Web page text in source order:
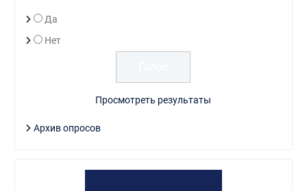
Да
Нет
Просмотреть результаты
Архив опросов